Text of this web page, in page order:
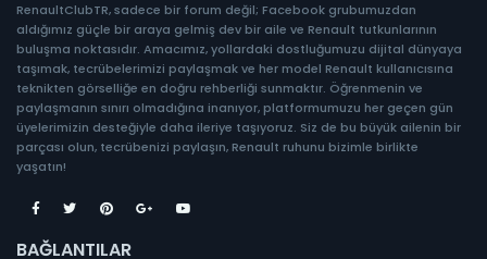
RenaultClubTR, sadece bir forum değil; Facebook grubumuzdan
aldığımız güçle bir araya gelmiş dev bir aile ve Renault tutkunlarının
buluşma noktasıdır. Amacımız, yollardaki dostluğumuzu dijital dünyaya
taşımak, tecrübelerimizi paylaşmak ve her model Renault kullanıcısına
teknikten görselliğe en doğru rehberliği sunmaktır. Öğrenmenin ve
paylaşmanın sınırı olmadığına inanıyor, platformumuzu her geçen gün
üyelerimizin desteğiyle daha ileriye taşıyoruz. Siz de bu büyük ailenin bir
parçası olun, tecrübenizi paylaşın, Renault ruhunu bizimle birlikte
yaşatın!
BAĞLANTILAR